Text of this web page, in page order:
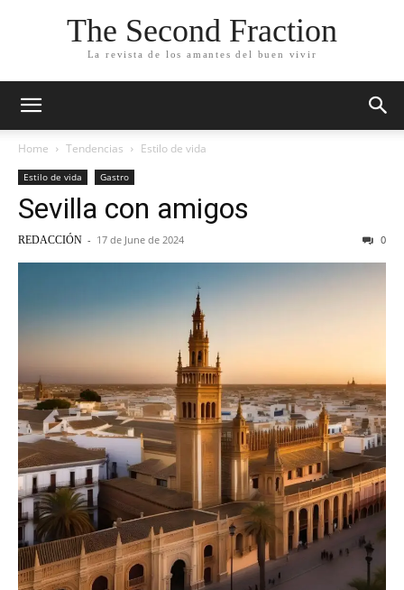
The Second Fraction
La revista de los amantes del buen vivir
Home Tendencias Estilo de vida
Estilo de vida Gastro
Sevilla con amigos
REDACCIÓN - 17 de June de 2024 0